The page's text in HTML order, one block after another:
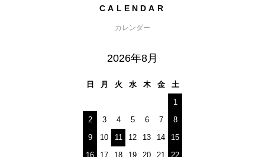
CALENDAR
カレンダー
2026年8月
日 月 火 水 木 金
土
1
2
3 4 5 6 7
8
9
10 11 12 13 14
15
16
17 18 19 20 21
22